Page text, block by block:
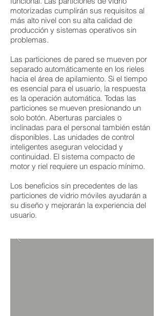
motorizadas cumplirán sus requisitos al
más alto nivel con su alta calidad de
producción y sistemas operativos sin
problemas.
Las particiones de pared se mueven por
separado automáticamente en los rieles
hacia el área de apilamiento. Si el tiempo
es esencial para el usuario, la respuesta
es la operación automática. Todas las
particiones se mueven presionando un
solo botón. Aberturas parciales o
inclinadas para el personal también están
disponibles. Las unidades de control
inteligentes aseguran velocidad y
continuidad. El sistema compacto de
motor y riel requiere un espacio mínimo.
Los beneficios sin precedentes de las
particiones de vidrio móviles ayudarán a
su diseño y mejorarán la experiencia del
usuario.